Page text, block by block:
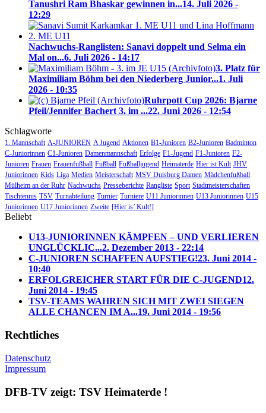
Tanushri Ram Bhaskar gewinnen in...14. Juli 2026 -
12:29
Nachwuchs-Ranglisten: Sanavi doppelt und Selma ein
Mal on...6. Juli 2026 - 14:17
3. Platz für
Maximiliam Böhm bei den Niederberg Junior...1. Juli
2026 - 10:35
Ruhrpott Cup 2026: Bjarne
Pfeil/Jennifer Bachert 3. im ...22. Juni 2026 - 12:54
Schlagworte
1. Mannschaft A-JUNIOREN A Jugend Aktionen B1-Junioren B2-Junioren Badminton
C-Juniorinnen C1-Junioren Damenmannschaft Erfolge F1-Jugend F1-Junioren F2-
Junioren Frauen Frauenfußball Fußball Fußballjugend Heimaterde Hier ist Kult JHV
Juniorinnen Kids Liga Medien Meisterschaft MSV Duisburg Damen Mädchenfußball
Mülheim an der Ruhr Nachwuchs Presseberichte Rangliste Sport Stadtmeisterschaften
Tischtennis TSV Turnabteilung Turnier Turniere U11 Juniorinnen U13 Juniorinnen U15
Juniorinnen U17 Juniorinnen Zweite [Hier is’ Kult!]
Beliebt
U13-JUNIORINNEN KÄMPFEN – UND VERLIEREN
UNGLÜCKLIC...2. Dezember 2013 - 22:14
C-JUNIOREN SCHAFFEN AUFSTIEG!23. Juni 2014 -
10:40
ERFOLGREICHER START FÜR DIE C-JUGEND12.
Juni 2014 - 19:45
TSV-TEAMS WAHREN SICH MIT ZWEI SIEGEN
ALLE CHANCEN IM A...19. Juni 2014 - 19:56
Rechtliches
Datenschutz
Impressum
DFB-TV zeigt: TSV Heimaterde !